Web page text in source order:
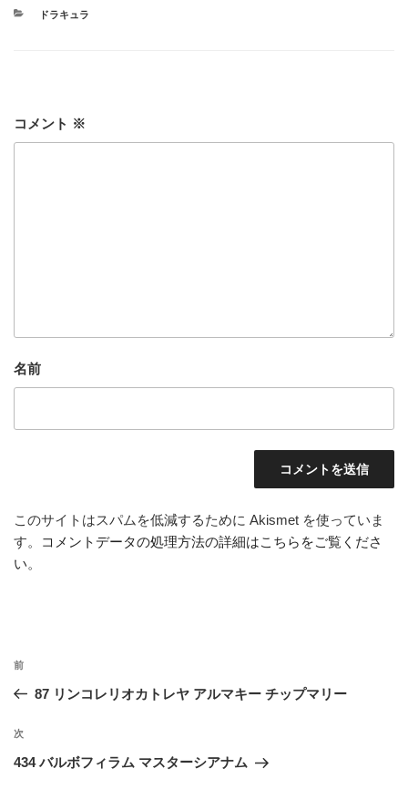
カ
ドラキュラ
コメント ※
名前
このサイトはスパムを低減するために Akismet を使っていま
す。
コメントデータの処理方法の詳細はこちらをご覧くださ
い。
投
ビ
ゲ
前
の
稿
前
87 リンコレリオカトレヤ アルマキー チップマリー
次
の
次
434 バルボフィラム マスターシアナム